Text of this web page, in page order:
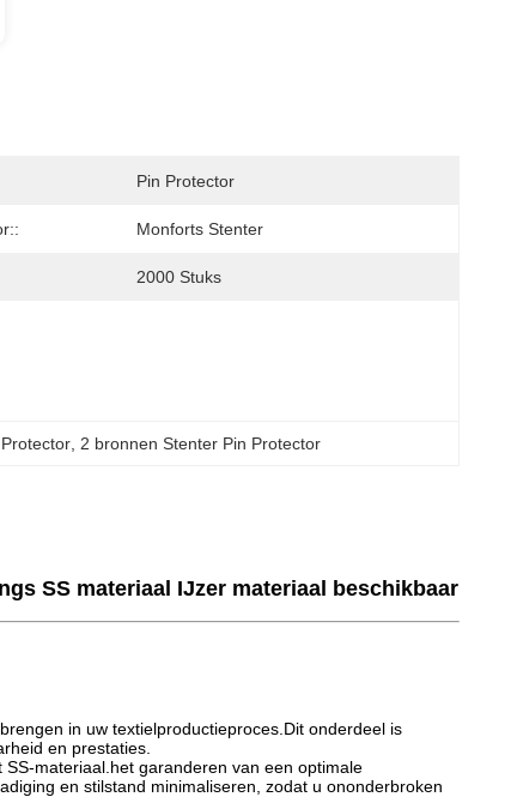
Pin Protector
Monforts Stenter
2000 Stuks
2 bronnen Stenter Pin Protector
SS materiaal IJzer materiaal beschikbaar
in uw textielproductieproces.Dit onderdeel is
en prestaties.
materiaal.het garanderen van een optimale
en stilstand minimaliseren, zodat u ononderbroken